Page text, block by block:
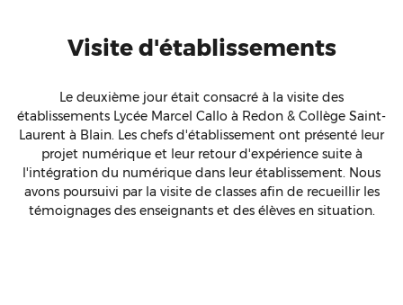
Visite d'établissements
Le deuxième jour était consacré à la visite des
établissements Lycée Marcel Callo à Redon & Collège Saint-
Laurent à Blain. Les chefs d'établissement ont présenté leur
projet numérique et leur retour d'expérience suite à
l'intégration du numérique dans leur établissement. Nous
avons poursuivi par la visite de classes afin de recueillir les
témoignages des enseignants et des élèves en situation.